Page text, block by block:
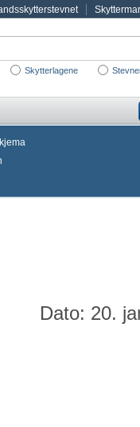
Skytterlagene
Dato: 20.